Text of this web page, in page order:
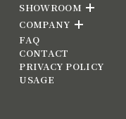
SHOWROOM
COMPANY
FAQ
CONTACT
PRIVACY POLICY
USAGE